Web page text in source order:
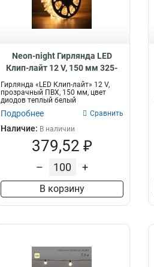
Кол-во патронов
500 1
Neon-night Гирлянда LED
Клип-лайт 12 V, 150 мм 325-
156
Гирлянда «LED Клип-лайт» 12 V,
прозрачный ПВХ, 150 мм, цвет
диодов теплый белый
Подробнее Сравнить
Наличие: В наличии
379,52 ₽
– +
В корзину